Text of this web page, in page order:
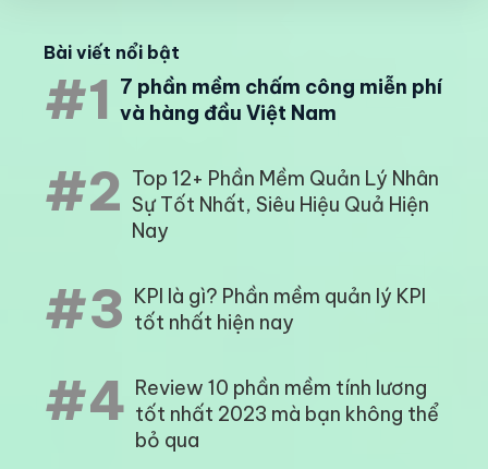
Bài viết nổi bật
#1 7 phần mềm chấm công miễn phí
và hàng đầu Việt Nam
#2 Top 12+ Phần Mềm Quản Lý Nhân
Sự Tốt Nhất, Siêu Hiệu Quả Hiện
Nay
#3 KPI là gì? Phần mềm quản lý KPI
tốt nhất hiện nay
#4 Review 10 phần mềm tính lương
tốt nhất 2023 mà bạn không thể
bỏ qua